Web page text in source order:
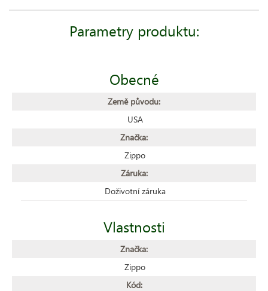
Parametry produktu:
Obecné
Země původu:
USA
Značka:
Zippo
Záruka:
Doživotní záruka
Vlastnosti
Značka:
Zippo
Kód: